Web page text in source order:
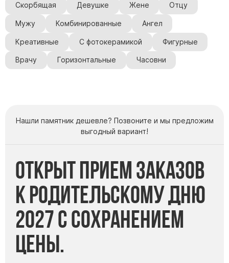
Скорбящая Девушке Жене Отцу
Мужу Комбинированные Ангел
Креативные С фотокерамикой Фигурные
Врачу Горизонтальные Часовни
Нашли памятник дешевле? Позвоните и мы предложим
выгодный вариант!
Открыт прием заказов
к Родительскому дню
2027 с сохранением
цены.